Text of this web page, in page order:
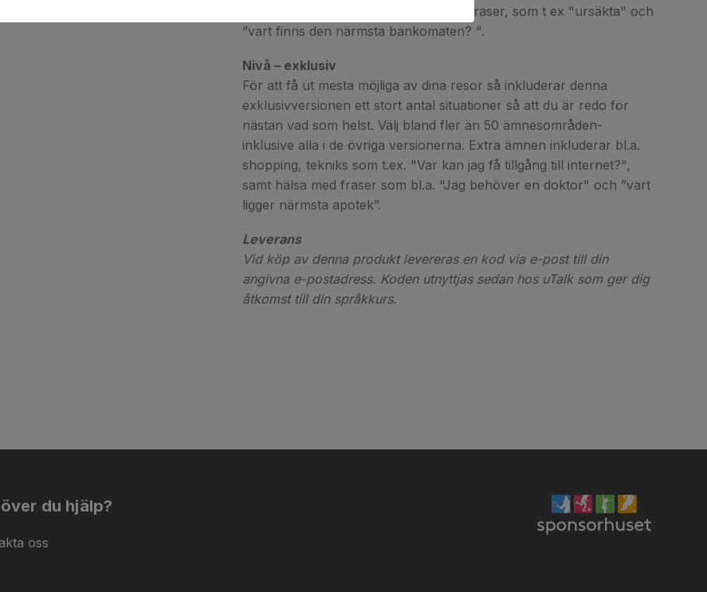
vägbeskrivning, transport, och korta fraser, som t ex "ursäkta" och
”vart finns den närmsta bankomaten? ".
Nivå – exklusiv
För att få ut mesta möjliga av dina resor så inkluderar denna
exklusivversionen ett stort antal situationer så att du är redo för
nästan vad som helst. Välj bland fler än 50 ämnesområden-
inklusive alla i de övriga versionerna. Extra ämnen inkluderar bl.a.
shopping, tekniks som t.ex. "Var kan jag få tillgång till internet?",
samt hälsa med fraser som bl.a. "Jag behöver en doktor" och ”vart
ligger närmsta apotek”.
Leverans
Vid köp av denna produkt levereras en kod via e-post till din
angivna e-postadress. Koden utnyttjas sedan hos uTalk som ger dig
åtkomst till din språkkurs.
du hjälp?
oss